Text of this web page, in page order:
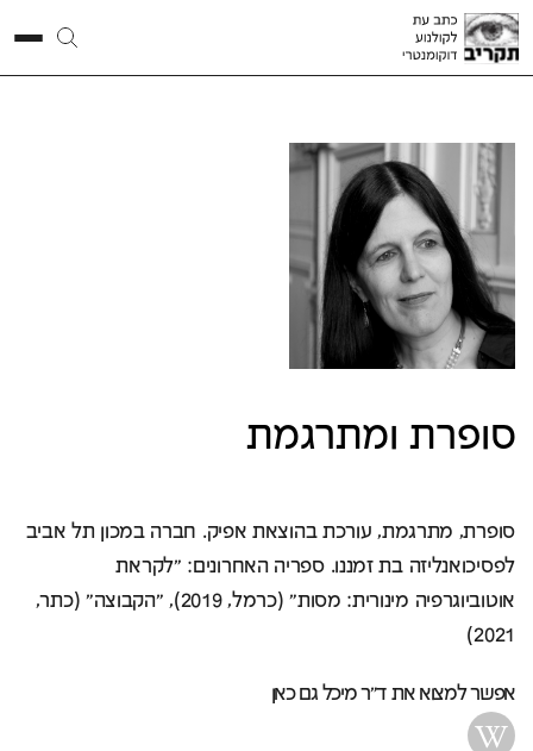
בן-נפתלי
סופרת ומתרגמת
סופרת, מתרגמת, עורכת בהוצאת אפיק. חברה במכון תל אביב
לפסיכואנליזה בת זמננו. ספריה האחרונים: "לקראת
אוטוביוגרפיה מינורית: מסות" (כרמל, 2019), "הקבוצה" (כתר,
2021)
אפשר למצוא את ד"ר מיכל גם כאן